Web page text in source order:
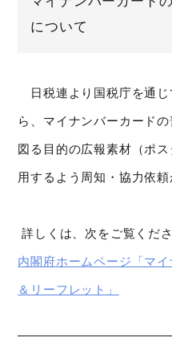
について
日税連より国税庁を通じ
ら、マイナンバーカード
図る目的の広報素材（ポ
用するよう周知・協力依頼
詳しくは、次をご覧くださ
内閣府ホームページ「マ
＆リーフレット」